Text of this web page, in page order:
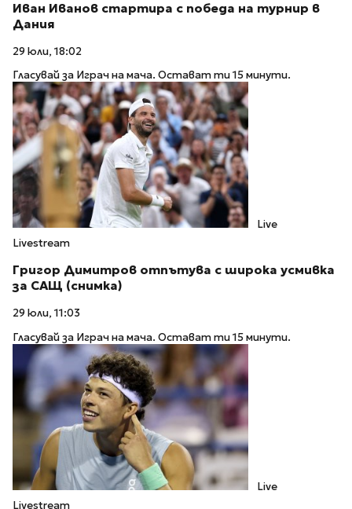
Иван Иванов стартира с победа на турнир в
Дания
29 юли, 18:02
Гласувай за Играч на мача. Остават ти 15 минути.
Live
Livestream
Григор Димитров отпътува с широка усмивка
за САЩ (снимка)
29 юли, 11:03
Гласувай за Играч на мача. Остават ти 15 минути.
Live
Livestream